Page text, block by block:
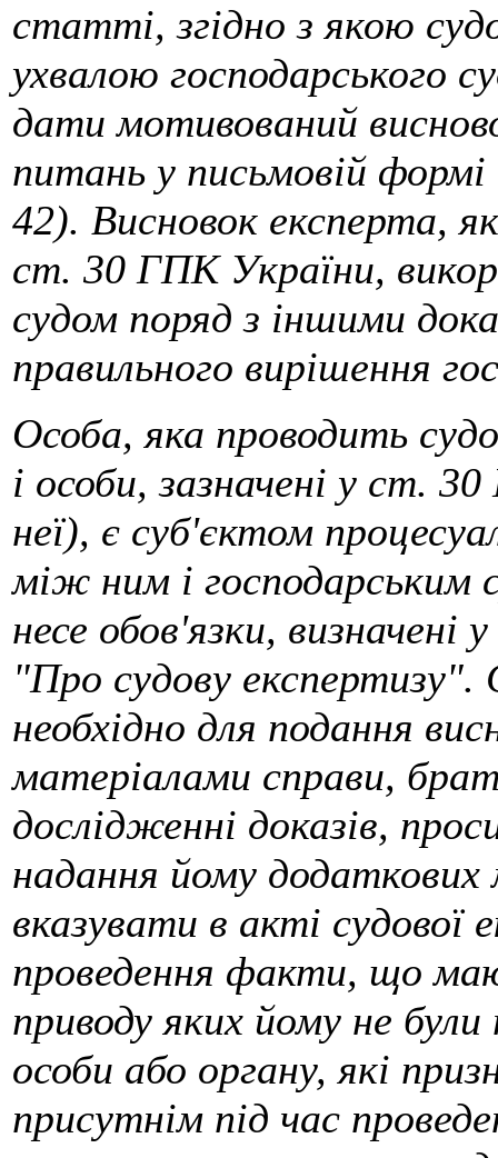
статті, згідно з якою
ухвалою господарського
дати мотивований
питань у письмовій
42). Висновок експерта,
ст. 30 ГПК України,
судом поряд з іншими
правильного вирішення
Особа, яка проводить
і особи, зазначені у ст.
неї), є суб'єктом
між ним і господарським
несе обов'язки,
"Про судову експертизу".
необхідно для подання
матеріалами справи,
дослідженні доказів,
надання йому
вказувати в акті судової
проведення факти, що
приводу яких йому не
особи або органу, які
присутнім під час